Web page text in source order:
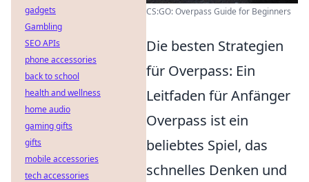
CS:GO: Overpass Guide for Beginners
Die besten Strategien
für Overpass: Ein
Leitfaden für Anfänger
Overpass ist ein
beliebtes Spiel, das
schnelles Denken und
gadgets
Gambling
SEO APIs
phone accessories
back to school
health and wellness
home audio
gaming gifts
gifts
mobile accessories
tech accessories